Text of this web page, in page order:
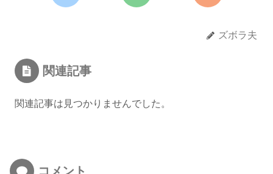
ズボラ夫
関連記事
関連記事は見つかりませんでした。
コメント